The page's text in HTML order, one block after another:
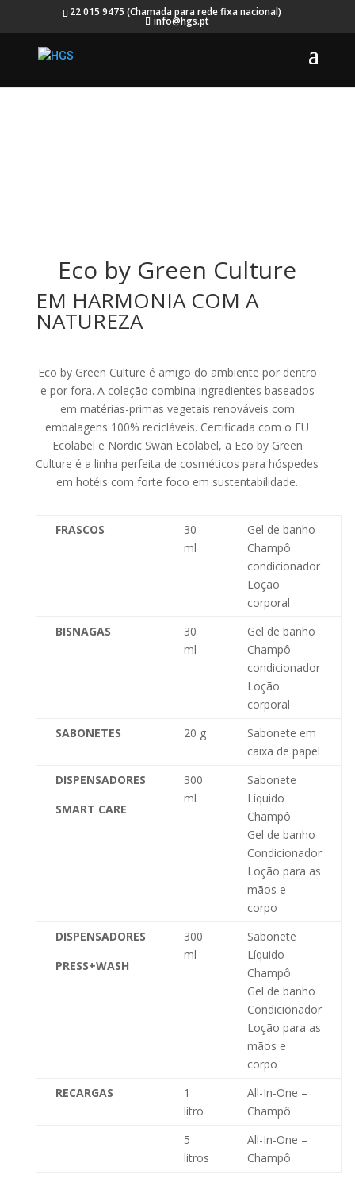
22 015 9475 (Chamada para rede fixa nacional)
info@hgs.pt
Eco by Green Culture
EM HARMONIA COM A
NATUREZA
Eco by Green Culture é amigo do ambiente por dentro
e por fora. A coleção combina ingredientes baseados
em matérias-primas vegetais renováveis ​​com
embalagens 100% recicláveis. Certificada com o EU
Ecolabel e Nordic Swan Ecolabel, a Eco by Green
Culture é a linha perfeita de cosméticos para hóspedes
em hotéis com forte foco em sustentabilidade.
FRASCOS
30
ml
Gel de banho
Champô
condicionador
Loção
corporal
BISNAGAS
30
ml
Gel de banho
Champô
condicionador
Loção
corporal
SABONETES
20 g
Sabonete em
caixa de papel
DISPENSADORES
SMART CARE
300
ml
Sabonete
Líquido
Champô
Gel de banho
Condicionador
Loção para as
mãos e
corpo
DISPENSADORES
PRESS+WASH
300
ml
Sabonete
Líquido
Champô
Gel de banho
Condicionador
Loção para as
mãos e
corpo
RECARGAS
1
litro
All-In-One –
Champô
5
litros
All-In-One –
Champô